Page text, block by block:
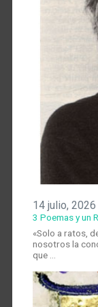
14 julio, 2026
3 Poemas y un
«Solo a ratos,
nosotros la
que …